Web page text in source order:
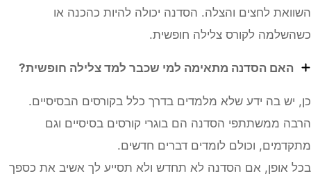
לחצים והצלה. הסדנה יכולה להיות כהכנה או
לקורס צלילה חופשית.
האם הסדנה מתאימה למי שכבר למד צלילה חופשית?
יש בה ידע שלא מלמדים בדרך כלל בקורסים הבסיסיים.
ממשתתפי הסדנה הם בוגרי קורסים בסיסיים וגם
וכולם לומדים דברים חדשים.
אופן, אם הסדנה לא תחדש ולא תסייע לך אשיב את כספך